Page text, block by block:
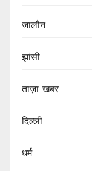
जालौन
झांसी
ताज़ा खबर
दिल्ली
धर्म